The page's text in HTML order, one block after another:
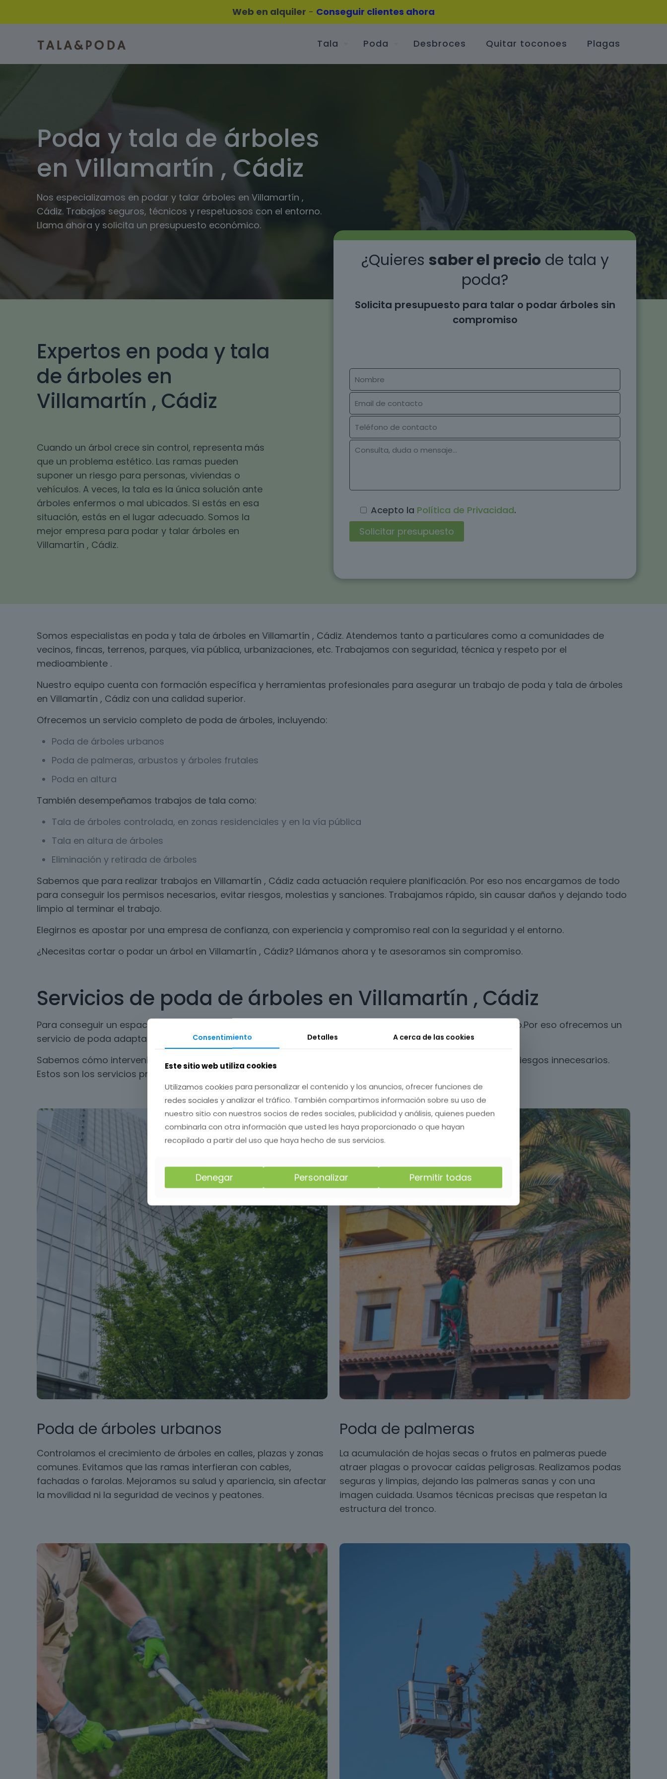
Web en alquiler - Conseguir clientes ahora
Tala Poda Desbroces Quitar toconoes Plagas
Poda y tala de árboles
en Villamartín , Cádiz
Nos especializamos en podar y talar árboles en Villamartín ,
Cádiz. Trabajos seguros, técnicos y respetuosos con el entorno.
Llama ahora y solicita un presupuesto económico.
Expertos en poda y tala
de árboles en
Villamartín , Cádiz
Cuando un árbol crece sin control, representa más
que un problema estético. Las ramas pueden
suponer un riesgo para personas, viviendas o
vehículos. A veces, la tala es la única solución ante
árboles enfermos o mal ubicados. Si estás en esa
situación, estás en el lugar adecuado. Somos la
mejor empresa para podar y talar árboles en
Villamartín , Cádiz.
¿Quieres saber el precio de tala y
poda?
Solicita presupuesto para talar o podar árboles sin
compromiso
Acepto la Política de Privacidad.
Somos especialistas en poda y tala de árboles en Villamartín , Cádiz. Atendemos tanto a particulares como a comunidades de
vecinos, fincas, terrenos, parques, vía pública, urbanizaciones, etc. Trabajamos con seguridad, técnica y respeto por el
medioambiente .
Nuestro equipo cuenta con formación específica y herramientas profesionales para asegurar un trabajo de poda y tala de árboles
en Villamartín , Cádiz con una calidad superior.
Ofrecemos un servicio completo de poda de árboles, incluyendo:
Poda de árboles urbanos
Poda de palmeras, arbustos y árboles frutales
Poda en altura
También desempeñamos trabajos de tala como:
Tala de árboles controlada, en zonas residenciales y en la vía pública
Tala en altura de árboles
Eliminación y retirada de árboles
Sabemos que para realizar trabajos en Villamartín , Cádiz cada actuación requiere planificación. Por eso nos encargamos de todo
para conseguir los permisos necesarios, evitar riesgos, molestias y sanciones. Trabajamos rápido, sin causar daños y dejando todo
limpio al terminar el trabajo.
Elegirnos es apostar por una empresa de confianza, con experiencia y compromiso real con la seguridad y el entorno.
¿Necesitas cortar o podar un árbol en Villamartín , Cádiz? Llámanos ahora y te asesoramos sin compromiso.
Servicios de poda de árboles en Villamartín , Cádiz
Para conseguir un espacio seguro y limpio, es necesario realizar un trabajo de poda al menos una vez al año.Por eso ofrecemos un
servicio de poda adaptado a cada tipo de árbol o planta.
Sabemos cómo intervenir los espacios sin dañar el ecosistema, respetando los ciclos naturales y evitando riesgos innecesarios.
Estos son los servicios profesionales que ofrecemos en Villamartín , Cádiz.
Poda de árboles urbanos
Controlamos el crecimiento de árboles en calles, plazas y zonas
comunes. Evitamos que las ramas interfieran con cables,
fachadas o farolas. Mejoramos su salud y apariencia, sin afectar
la movilidad ni la seguridad de vecinos y peatones.
Poda de palmeras
La acumulación de hojas secas o frutos en palmeras puede
atraer plagas o provocar caídas peligrosas. Realizamos podas
seguras y limpias, dejando las palmeras sanas y con una
imagen cuidada. Usamos técnicas precisas que respetan la
estructura del tronco.
Consentimiento Detalles A cerca de las cookies
Este sitio web utiliza cookies
Utilizamos cookies para personalizar el contenido y los anuncios, ofrecer funciones de
redes sociales y analizar el tráfico. También compartimos información sobre su uso de
nuestro sitio con nuestros socios de redes sociales, publicidad y análisis, quienes pueden
combinarla con otra información que usted les haya proporcionado o que hayan
recopilado a partir del uso que haya hecho de sus servicios.
Denegar Personalizar Permitir todas